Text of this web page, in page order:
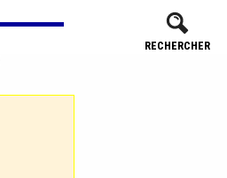
RECHERCHER